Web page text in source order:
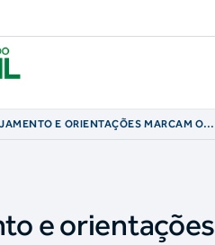
E ORIENTAÇÕES MARCAM O
e